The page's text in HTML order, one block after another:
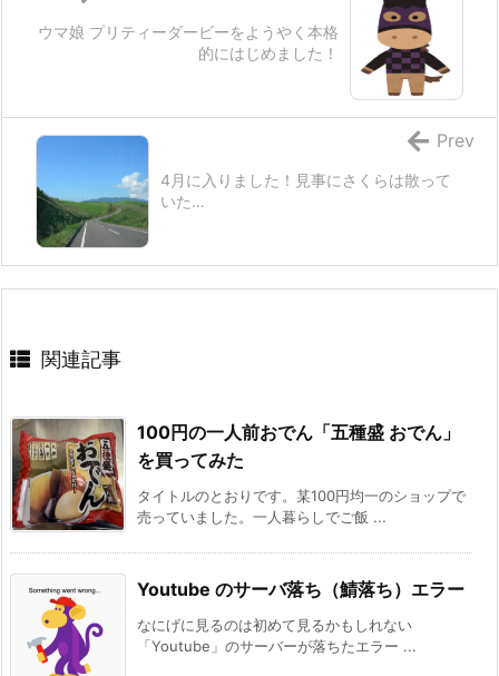
ウマ娘 プリティーダービーをようやく本格
的にはじめました！
4月に入りました！見事にさくらは散って
いた…
Prev
関連記事
100円の一人前おでん「五種盛 おでん」
を買ってみた
タイトルのとおりです。某100円均一のショップで
売っていました。一人暮らしでご飯 ...
Youtube のサーバ落ち（鯖落ち）エラー
なにげに見るのは初めて見るかもしれない
「Youtube」のサーバーが落ちたエラー ...